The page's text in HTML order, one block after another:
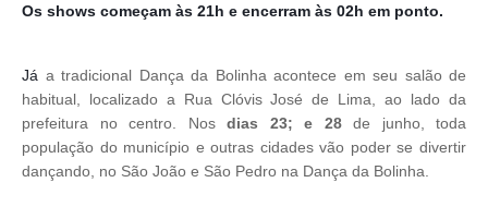
Os shows começam às 21h e encerram às 02h em ponto.
Já a tradicional Dança da Bolinha acontece em seu salão de
habitual, localizado a Rua Clóvis José de Lima, ao lado da
prefeitura no centro. Nos dias 23; e 28de junho, toda
população do município e outras cidades vão poder se divertir
dançando, no São João e São Pedro na Dança da Bolinha.